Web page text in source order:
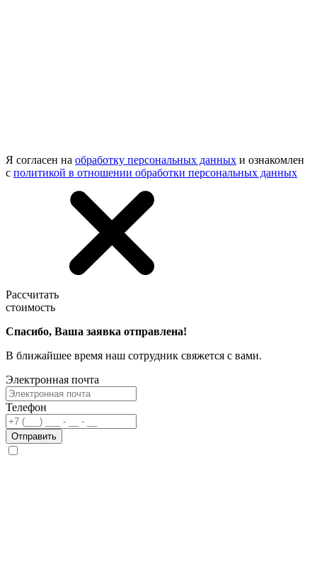
Я согласен на обработку персональных данных и ознакомлен
с политикой в отношении обработки персональных данных
Рассчитать
стоимость
Спасибо, Ваша заявка отправлена!
В ближайшее время наш сотрудник свяжется с вами.
Электронная почта
Телефон
Отправить